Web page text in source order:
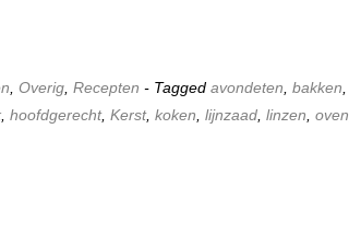
Overig Recepten - Tagged avondeten bakken
hoofdgerecht, Kerst, koken lijnzaad linzen oven